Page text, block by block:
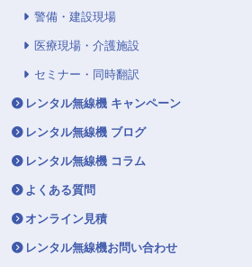
警備・建設現場
医療現場・介護施設
セミナー・同時翻訳
レンタル無線機 キャンペーン
レンタル無線機 ブログ
レンタル無線機 コラム
よくある質問
オンライン見積
レンタル無線機お問い合わせ